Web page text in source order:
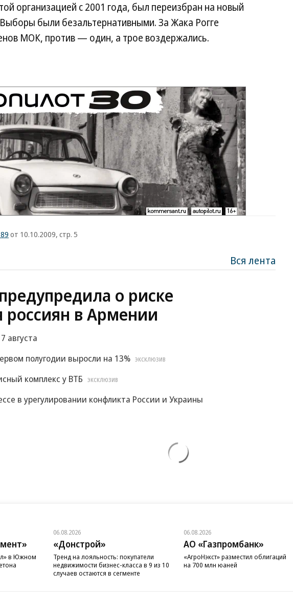
организацией с 2001 года, был переизбран на новый
были безальтернативными. За Жака Рогге
МОК, против — один, а трое воздержались.
от 10.10.2009, стр. 5
Вся лента
о риске
россиян в Армении
августа
полугодии выросли на 13%
ЭКСКЛЮЗИВ
комплекс у ВТБ ЭКСКЛЮЗИВ
в урегулировании конфликта России и Украины
в Южном
06.08.2026
«Донстрой»
Тренд на лояльность: покупатели
недвижимости бизнес-класса в 9 из 10
случаев остаются в сегменте
06.08.2026
АО «Газпромбанк»
«АгроНэкст» разместил облигаций
на 700 млн юаней